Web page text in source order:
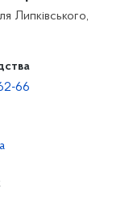
Липківського,
66